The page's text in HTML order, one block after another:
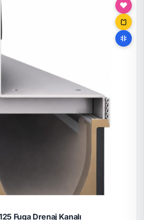
Fuga Drenaj Kanalı